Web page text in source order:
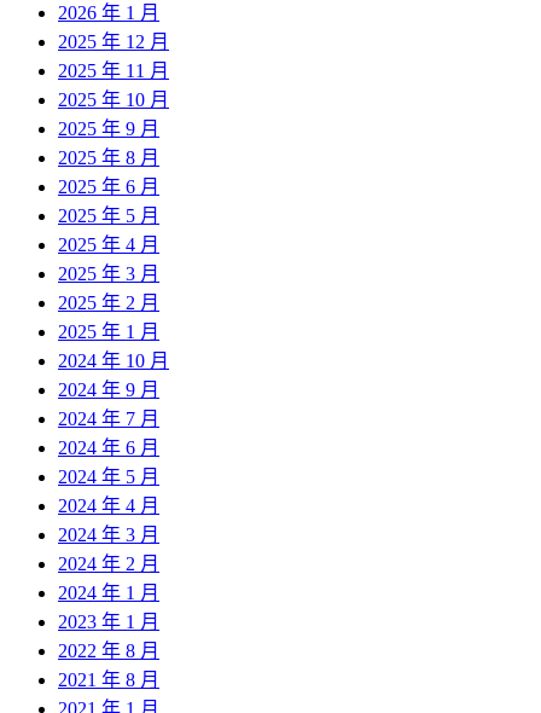
2026 年 1 月
2025 年 12 月
2025 年 11 月
2025 年 10 月
2025 年 9 月
2025 年 8 月
2025 年 6 月
2025 年 5 月
2025 年 4 月
2025 年 3 月
2025 年 2 月
2025 年 1 月
2024 年 10 月
2024 年 9 月
2024 年 7 月
2024 年 6 月
2024 年 5 月
2024 年 4 月
2024 年 3 月
2024 年 2 月
2024 年 1 月
2023 年 1 月
2022 年 8 月
2021 年 8 月
2021 年 1 月